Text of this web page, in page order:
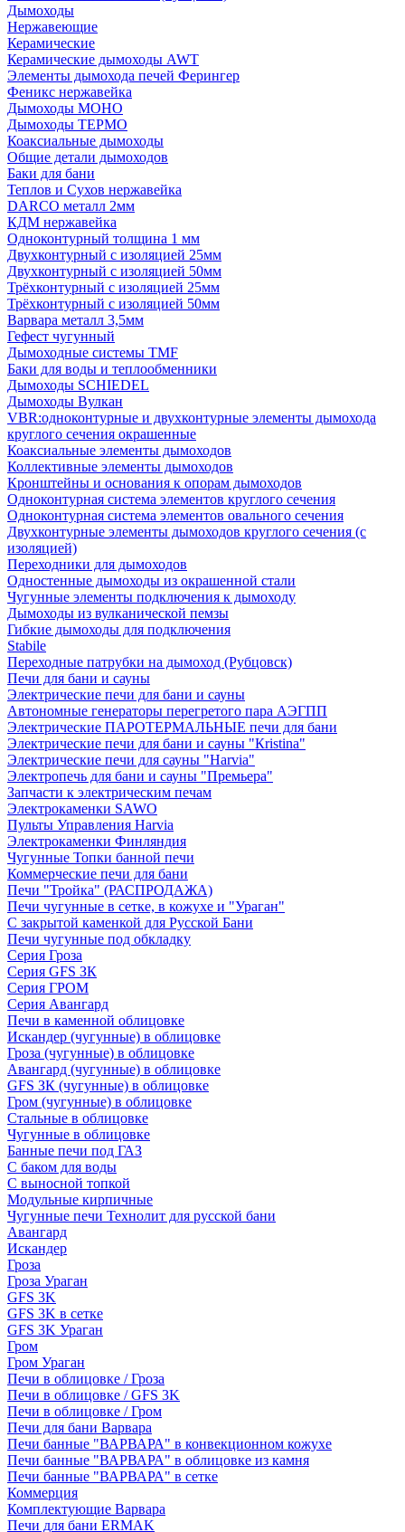
Дымоходы
Нержавеющие
Керамические
Керамические дымоходы AWT
Элементы дымохода печей Ферингер
Феникс нержавейка
Дымоходы МОНО
Дымоходы ТЕРМО
Коаксиальные дымоходы
Общие детали дымоходов
Баки для бани
Теплов и Сухов нержавейка
DARCO металл 2мм
КДМ нержавейка
Одноконтурный толщина 1 мм
Двухконтурный с изоляцией 25мм
Двухконтурный с изоляцией 50мм
Трёхконтурный с изоляцией 25мм
Трёхконтурный с изоляцией 50мм
Варвара металл 3,5мм
Гефест чугунный
Дымоходные системы TMF
Баки для воды и теплообменники
Дымоходы SCHIEDEL
Дымоходы Вулкан
VBR:одноконтурные и двухконтурные элементы дымохода
круглого сечения окрашенные
Коаксиальные элементы дымоходов
Коллективные элементы дымоходов
Кронштейны и основания к опорам дымоходов
Одноконтурная система элементов круглого сечения
Одноконтурная система элементов овального сечения
Двухконтурные элементы дымоходов круглого сечения (с
изоляцией)
Переходники для дымоходов
Одностенные дымоходы из окрашенной стали
Чугунные элементы подключения к дымоходу
Дымоходы из вулканической пемзы
Гибкие дымоходы для подключения
Stabile
Переходные патрубки на дымоход (Рубцовск)
Печи для бани и сауны
Электрические печи для бани и сауны
Автономные генераторы перегретого пара АЭГПП
Электрические ПАРОТЕРМАЛЬНЫЕ печи для бани
Электрические печи для бани и сауны "Кristina"
Электрические печи для сауны "Harvia"
Электропечь для бани и сауны "Премьера"
Запчасти к электрическим печам
Электрокаменки SAWO
Пульты Управления Harvia
Электрокаменки Финляндия
Чугунные Топки банной печи
Коммерческие печи для бани
Печи "Тройка" (РАСПРОДАЖА)
Печи чугунные в сетке, в кожухе и "Ураган"
С закрытой каменкой для Русской Бани
Печи чугунные под обкладку
Серия Гроза
Серия GFS ЗК
Серия ГРОМ
Серия Авангард
Печи в каменной облицовке
Искандер (чугунные) в облицовке
Гроза (чугунные) в облицовке
Авангард (чугунные) в облицовке
GFS ЗК (чугунные) в облицовке
Гром (чугунные) в облицовке
Стальные в облицовке
Чугунные в облицовке
Банные печи под ГАЗ
С баком для воды
С выносной топкой
Модульные кирпичные
Чугунные печи Технолит для русской бани
Авангард
Искандер
Гроза
Гроза Ураган
GFS 3K
GFS 3K в сетке
GFS 3K Ураган
Гром
Гром Ураган
Печи в облицовке / Гроза
Печи в облицовке / GFS 3K
Печи в облицовке / Гром
Печи для бани Варвара
Печи банные "ВАРВАРА" в конвекционном кожухе
Печи банные "ВАРВАРА" в облицовке из камня
Печи банные "ВАРВАРА" в сетке
Коммерция
Комплектующие Варвара
Печи для бани ERMAK